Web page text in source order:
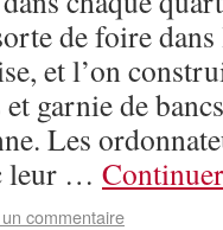
de foire
et l’on
garnie de
Les
leur …
commentaire